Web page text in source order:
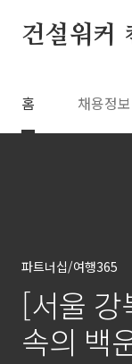
건설워커
홈 채용정보
파트너십/여행365
[서울
속의 백